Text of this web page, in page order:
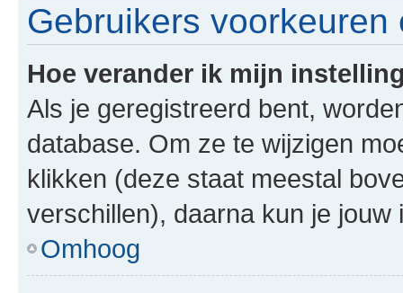
Gebruikers voorkeuren
Hoe verander ik mijn
Als je geregistreerd bent,
database. Om ze te wijzigen
klikken (deze staat meestal
verschillen), daarna kun je jouw
Omhoog